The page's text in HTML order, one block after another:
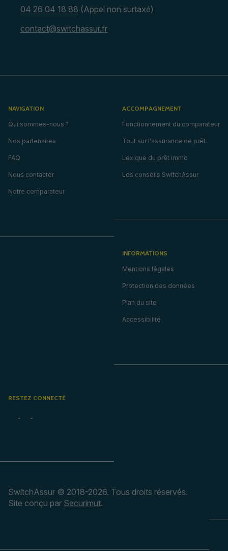
04 26 04 18 88 (Appel non surtaxé)
contact@switchassur.fr
NAVIGATION
Qui sommes-nous ?
Nos partenaires
FAQ
Nous contacter
Notre comparateur
ACCOMPAGNEMENT
Fonctionnement du comparateur
Tout sur l'assurance de prêt
Lexique du prêt immo
Les conseils SwitchAssur
INFORMATIONS
Mentions légales
Protection des données
Plan du site
Accessibilité
RESTEZ CONNECTÉ
SwitchAssur © 2018-2026. Tous droits réservés.
Site conçu par Securimut.